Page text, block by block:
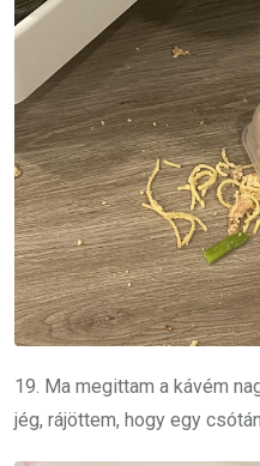
19. Ma megittam a kávém
jég, rájöttem, hogy egy